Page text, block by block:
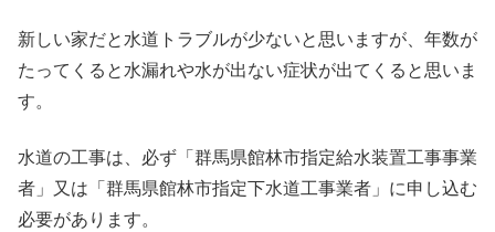
新しい家だと水道トラブルが少ないと思いますが、年数が
たってくると水漏れや水が出ない症状が出てくると思いま
す。
水道の工事は、必ず「群馬県館林市指定給水装置工事事業
者」又は「群馬県館林市指定下水道工事業者」に申し込む
必要があります。